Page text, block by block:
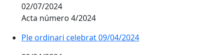
02/07/2024
Acta número 4/2024
Ple ordinari celebrat 09/04/2024